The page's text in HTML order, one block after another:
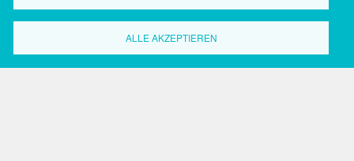
ALLE AKZEPTIEREN
Tel.: 0231.50 2 20 59